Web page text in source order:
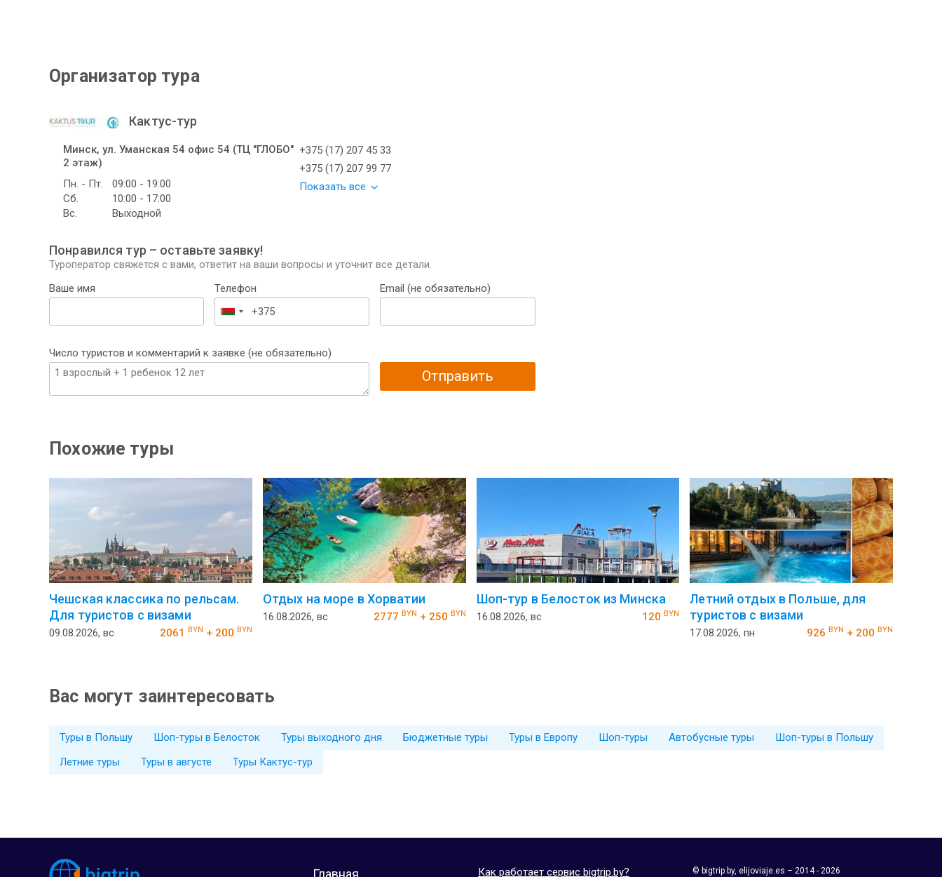
Организатор тура
Кактус-тур
Минск, ул. Уманская 54 офис 54 (ТЦ "ГЛОБО"
2 этаж)
Пн. - Пт.
09:00 - 19:00
Сб.
10:00 - 17:00
Вс.
Выходной
+375 (17) 207 45 33
+375 (17) 207 99 77
Показать все
Понравился тур – оставьте заявку!
Туроператор свяжется с вами, ответит на ваши вопросы и уточнит все детали.
Ваше имя
Телефон
Беларусь
+375
Email (не обязательно)
Число туристов и комментарий к заявке (не обязательно)
Отправить
Похожие туры
Чешская классика по рельсам.
Для туристов с визами
09.08.2026, вс 2061 BYN + 200 BYN
Отдых на море в Хорватии
16.08.2026, вс 2777 BYN + 250 BYN
Шоп-тур в Белосток из Минска
16.08.2026, вс 120BYN
Летний отдых в Польше, для
туристов с визами
17.08.2026, пн 926 BYN + 200 BYN
Вас могут заинтересовать
Туры в Польшу Шоп-туры в Белосток Туры выходного дня Бюджетные туры Туры в Европу Шоп-туры Автобусные туры
Шоп-туры в Польшу
Летние туры
Туры в августе Туры Кактус-тур
Главная Как работает сервис bigtrip.by? © bigtrip.by, elijoviaje.es – 2014 - 2026